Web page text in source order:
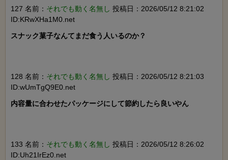
127 名前： それでも動く名無し 投稿日：2026/05/12 8:21:02
ID:KRwXHa1M0.net
スナック菓子なんてまだ食う人いるのか？
128 名前： それでも動く名無し 投稿日：2026/05/12 8:21:03
ID:wUmTgQ9E0.net
内容量に合わせたパッケージにして節約したら良いやん
133 名前： それでも動く名無し 投稿日：2026/05/12 8:26:02
ID:Uh21IrEz0.net